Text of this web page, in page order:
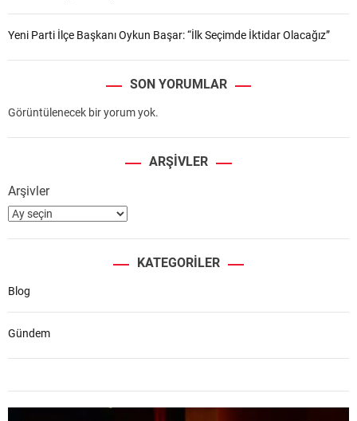
Yeni Parti İlçe Başkanı Oykun Başar: “İlk Seçimde İktidar Olacağız”
SON YORUMLAR
Görüntülenecek bir yorum yok.
ARŞIVLER
Arşivler
KATEGORILER
Blog
Gündem